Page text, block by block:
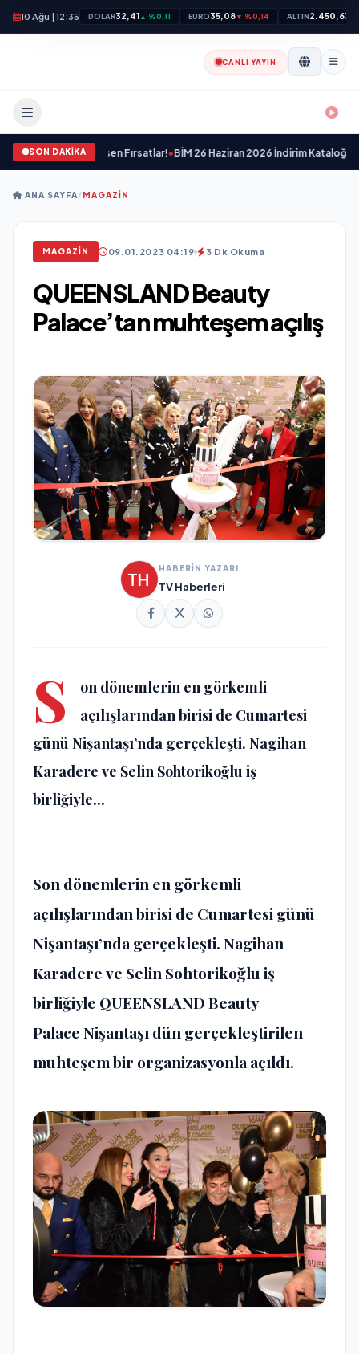
10 Ağu | 12:35 DOLAR32,41▲ %0,11 EURO35,08▼ %0,14 ALTIN2.450,63
CANLI YAYIN
SON DAKİKA
Nefes Kesen Fırsatlar!•BİM 26 Haziran 2026 İndirim Kataloğu: Yazınızı
ANA SAYFA/MAGAZIN
MAGAZIN 09.01.2023 04:19 3 Dk Okuma
QUEENSLAND Beauty
Palace’tan muhteşem açılış
HABERİN YAZARI
TV Haberleri
S
on dönemlerin en görkemli
açılışlarından birisi de Cumartesi
günü Nişantaşı’nda gerçekleşti. Nagihan
Karadere ve Selin Sohtorikoğlu iş
birliğiyle...
Son dönemlerin en görkemli
açılışlarından birisi de Cumartesi günü
Nişantaşı’nda gerçekleşti. Nagihan
Karadere ve Selin Sohtorikoğlu iş
birliğiyle QUEENSLAND Beauty
Palace Nişantaşı dün gerçekleştirilen
muhteşem bir organizasyonla açıldı.